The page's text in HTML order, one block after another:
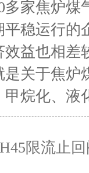
多家焦炉煤
平稳运行的
益也相差
于焦炉
烷化、液
限流止回